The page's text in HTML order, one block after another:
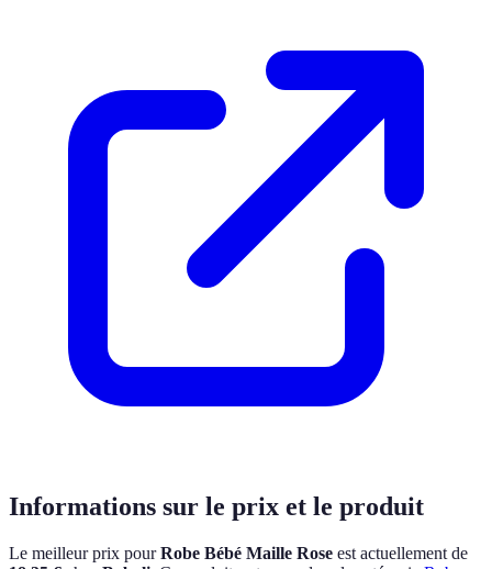
Informations sur le prix et le produit
Le meilleur prix pourRobe Bébé Maille Rose est actuellement de